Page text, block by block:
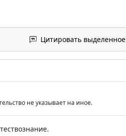
Цитировать выделенное
не указывает на иное.